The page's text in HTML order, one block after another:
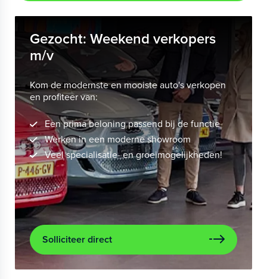
Gezocht: Weekend verkopers
m/v
Kom de modernste en mooiste auto's verkopen
en profiteer van:
Een prima beloning passend bij de functie
Werken in een moderne showroom
Veel specialisatie- en groeimogelijkheden!
Solliciteer direct